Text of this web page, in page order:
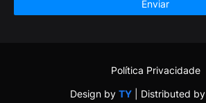
Design by TY | Distributed by
Política Privacidade